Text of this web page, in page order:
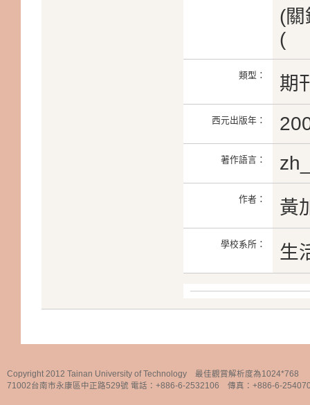
(
(
類型： 期
西元出版年：
著作語言：
作者： 黃
學校系所： 生
Copyright 2012 Tainan University of Technology 最佳觀賞解析度為1024*768
71002台南市永康區中正路529號 電話：+886-6-2532106 傳真：+886-6-